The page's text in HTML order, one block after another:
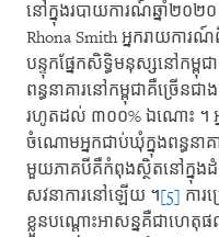
នៅក្នុង​របាយការណ៍​ឆ្នាំ២០២
Rhona Smith​ អ្នករាយកា
បន្ទុក​ផ្នែកសិទ្ធិមនុស្ស​នៅកម្ពុ
ពន្ធនាគារ​នៅកម្ពុជា​គឺច្រើនជ
រហូតដល់​ ៣០០% ឯណោះ ។​ អ្ន
ចំណោម​អ្នកជាប់ឃុំ​ក្នុងពន្ធនា
មួយភាគបី​គឺកំពុងស្ថិត​នៅក្នុង​
សវនាការ​នៅឡើយ ។[5] ការ
ខ្លួន​បណ្ដោះអាសន្ន​គឺជាហេតុ